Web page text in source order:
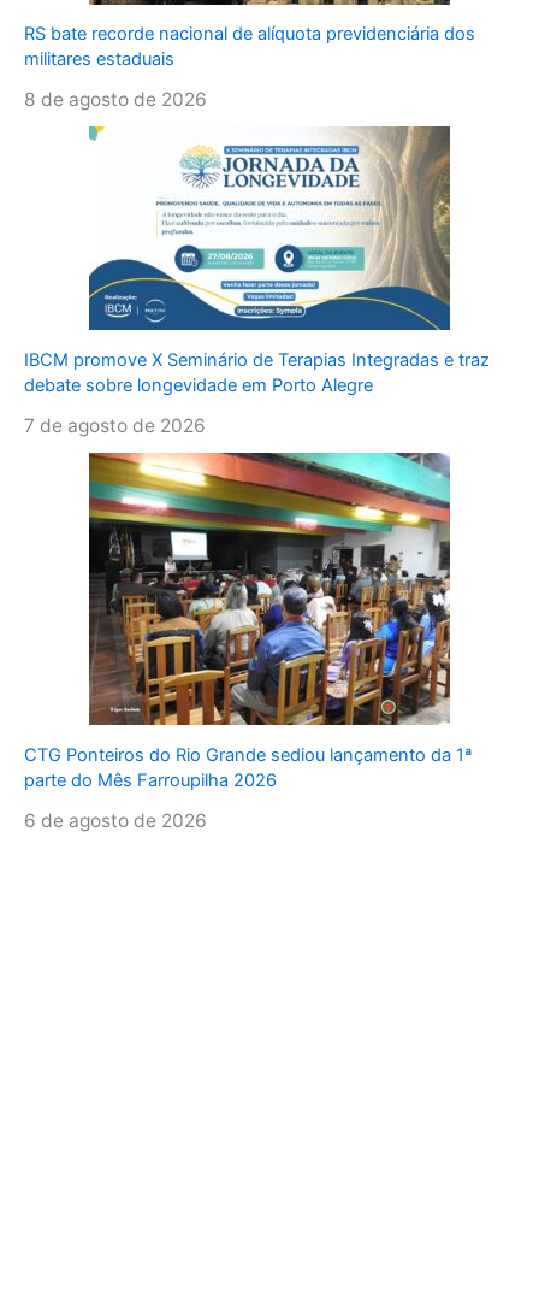
RS bate recorde nacional de alíquota previdenciária dos
militares estaduais
8 de agosto de 2026
IBCM promove X Seminário de Terapias Integradas e traz
debate sobre longevidade em Porto Alegre
7 de agosto de 2026
CTG Ponteiros do Rio Grande sediou lançamento da 1ª
parte do Mês Farroupilha 2026
6 de agosto de 2026